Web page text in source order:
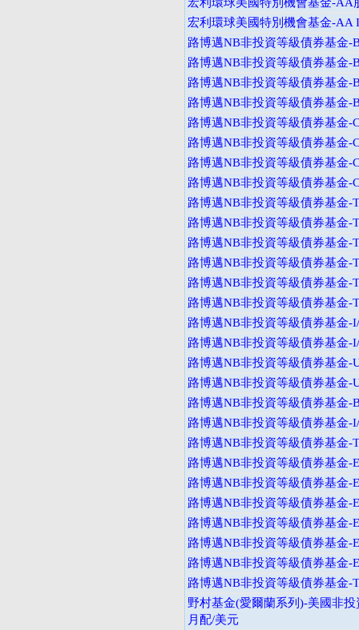
宏利環球美國特別機會基金-AA
路博邁NB非投資等級債券基金-
路博邁NB非投資等級債券基金-
路博邁NB非投資等級債券基金-
路博邁NB非投資等級債券基金-
路博邁NB非投資等級債券基金-
路博邁NB非投資等級債券基金-
路博邁NB非投資等級債券基金-
路博邁NB非投資等級債券基金-
路博邁NB非投資等級債券基金-
路博邁NB非投資等級債券基金-
路博邁NB非投資等級債券基金-
路博邁NB非投資等級債券基金-
路博邁NB非投資等級債券基金-
路博邁NB非投資等級債券基金-
路博邁NB非投資等級債券基金-
路博邁NB非投資等級債券基金-
路博邁NB非投資等級債券基金-
路博邁NB非投資等級債券基金-
路博邁NB非投資等級債券基金-
路博邁NB非投資等級債券基金-
路博邁NB非投資等級債券基金-
路博邁NB非投資等級債券基金-
路博邁NB非投資等級債券基金-
路博邁NB非投資等級債券基金-
路博邁NB非投資等級債券基金-
路博邁NB非投資等級債券基金-
路博邁NB非投資等級債券基金-
路博邁NB非投資等級債券基金-
野村基金(愛爾蘭系列)-美國非
月配/美元